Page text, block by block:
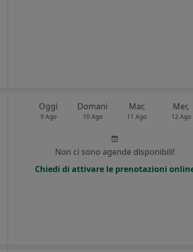
Oggi
9 Ago
Domani
10 Ago
Mar,
11 Ago
Mer,
12 Ago
Non ci sono agende disponibili!
Chiedi di attivare le prenotazioni